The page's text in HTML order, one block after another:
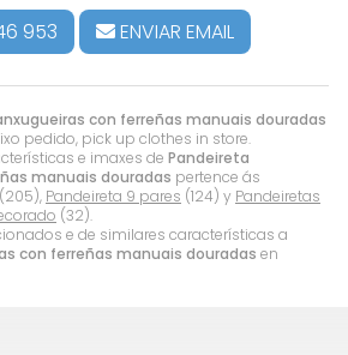
con ferreñas manuais douradas
pedido, pick up clothes in store.
e imaxes de Pandeireta
manuais douradas pertence ás
(205), Pandeireta 9 pares (124) y Pandeiretas
(32).
e de similares características a
con ferreñas manuais douradas en
953 ENVIAR EMAIL